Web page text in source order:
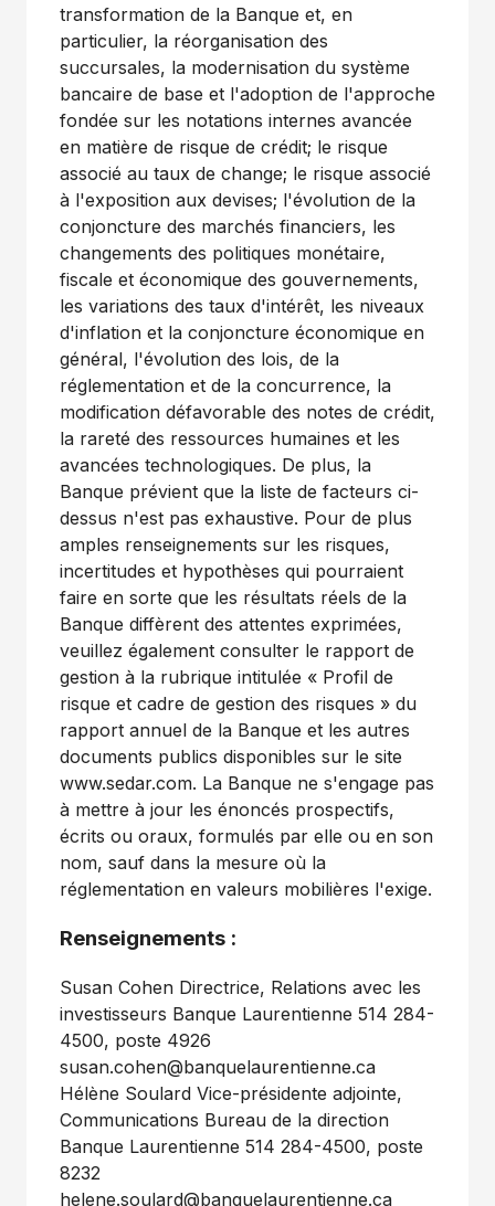
transformation de la Banque et, en
particulier, la réorganisation des
succursales, la modernisation du système
bancaire de base et l'adoption de l'approche
fondée sur les notations internes avancée
en matière de risque de crédit; le risque
associé au taux de change; le risque associé
à l'exposition aux devises; l'évolution de la
conjoncture des marchés financiers, les
changements des politiques monétaire,
fiscale et économique des gouvernements,
les variations des taux d'intérêt, les niveaux
d'inflation et la conjoncture économique en
général, l'évolution des lois, de la
réglementation et de la concurrence, la
modification défavorable des notes de crédit,
la rareté des ressources humaines et les
avancées technologiques. De plus, la
Banque prévient que la liste de facteurs ci-
dessus n'est pas exhaustive. Pour de plus
amples renseignements sur les risques,
incertitudes et hypothèses qui pourraient
faire en sorte que les résultats réels de la
Banque diffèrent des attentes exprimées,
veuillez également consulter le rapport de
gestion à la rubrique intitulée « Profil de
risque et cadre de gestion des risques » du
rapport annuel de la Banque et les autres
documents publics disponibles sur le site
www.sedar.com. La Banque ne s'engage pas
à mettre à jour les énoncés prospectifs,
écrits ou oraux, formulés par elle ou en son
nom, sauf dans la mesure où la
réglementation en valeurs mobilières l'exige.
Renseignements :
Susan Cohen Directrice, Relations avec les
investisseurs Banque Laurentienne 514 284-
4500, poste 4926
susan.cohen@banquelaurentienne.ca
Hélène Soulard Vice-présidente adjointe,
Communications Bureau de la direction
Banque Laurentienne 514 284-4500, poste
8232
helene.soulard@banquelaurentienne.ca